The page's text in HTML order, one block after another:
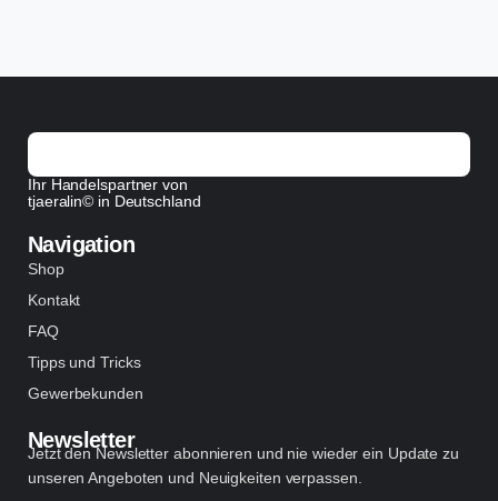
Ihr Handelspartner von
tjaeralin© in Deutschland
Navigation
Shop
Kontakt
FAQ
Tipps und Tricks
Gewerbekunden
Newsletter
Jetzt den Newsletter abonnieren und nie wieder ein Update zu
unseren Angeboten und Neuigkeiten verpassen.